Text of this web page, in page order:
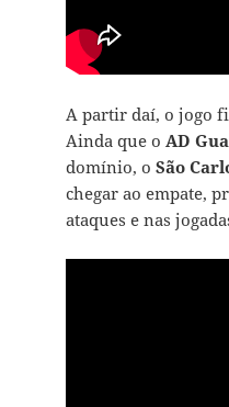
A partir daí, o jogo
Ainda que o AD
domínio, o São
chegar ao empate,
ataques e nas